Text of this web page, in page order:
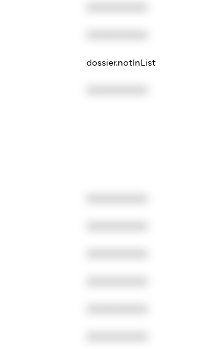
dossier.notInList